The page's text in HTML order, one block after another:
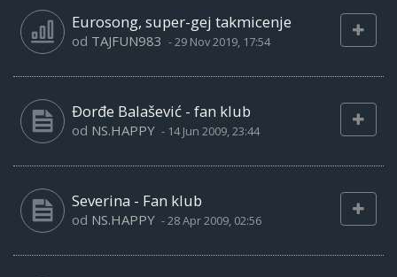
Eurosong, super-gej takmicenje
od TAJFUN983 -29 Nov 2019, 17:54
Đorđe Balašević - fan klub
od NS.HAPPY - 14 Jun 2009, 23:44
Severina - Fan klub
od NS.HAPPY -28 Apr 2009, 02:56